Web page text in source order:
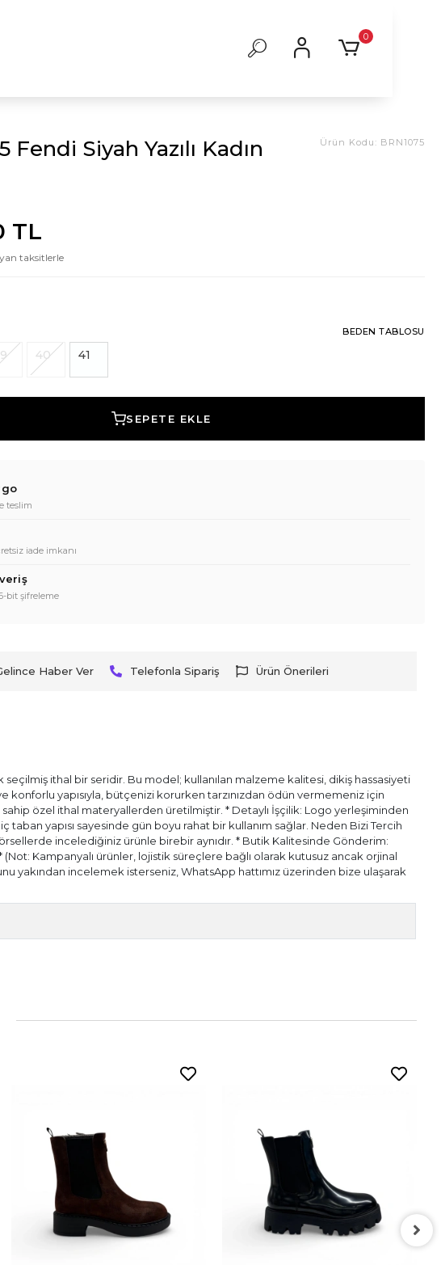
0
Fendi Siyah Yazılı Kadın
Ürün Kodu: BRN1075
TL
taksitlerle
BEDEN TABLOSU
40 41
SEPETE EKLE
teslim
iade imkanı
bit şifreleme
Haber Ver Telefonla Sipariş Ürün Önerileri
ithal bir seridir. Bu model; kullanılan malzeme kalitesi, dikiş hassasiyeti
konforlu yapısıyla, bütçenizi korurken tarzınızdan ödün vermemeniz için
özel ithal materyallerden üretilmiştir. * Detaylı İşçilik: Logo yerleşiminden
taban yapısı sayesinde gün boyu rahat bir kullanım sağlar. Neden Bizi Tercih
incelediğiniz ürünle birebir aynıdır. * Butik Kalitesinde Gönderim:
Kampanyalı ürünler, lojistik süreçlere bağlı olarak kutusuz ancak orjinal
yakından incelemek isterseniz, WhatsApp hattımız üzerinden bize ulaşarak